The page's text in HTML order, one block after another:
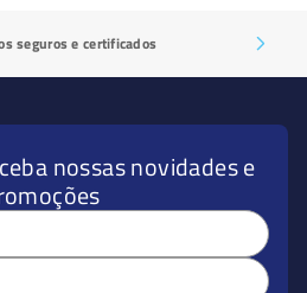
seguros e certificados
nossas novidades e